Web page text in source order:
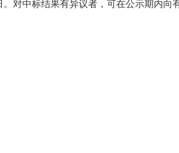
对中标结果有异议者，可在公示期内向